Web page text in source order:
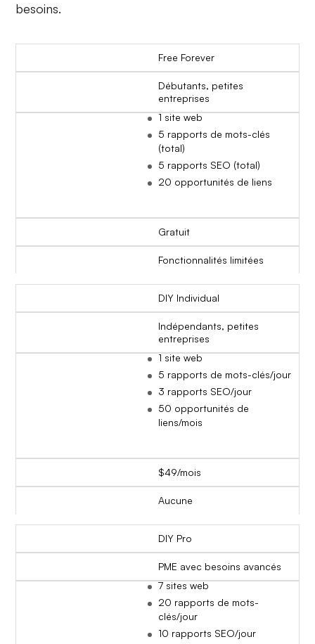
besoins.
Free Forever
Débutants, petites
entreprises
1 site web
5 rapports de mots-clés
(total)
5 rapports SEO (total)
20 opportunités de liens
Gratuit
Fonctionnalités limitées
DIY Individual
Indépendants, petites
entreprises
1 site web
5 rapports de mots-clés/jour
3 rapports SEO/jour
50 opportunités de
liens/mois
$49/mois
Aucune
DIY Pro
PME avec besoins avancés
7 sites web
20 rapports de mots-
clés/jour
10 rapports SEO/jour